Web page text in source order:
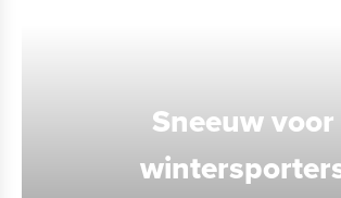
Sneeuw voor